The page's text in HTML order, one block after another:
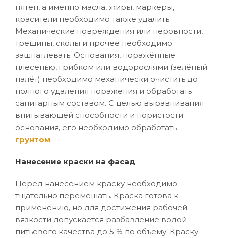
пятен, а именно масла, жиры, маркеры,
красители необходимо также удалить.
Механические повреждения или неровности,
трещины, сколы и прочее необходимо
зашпатлевать. Основания, поражённые
плесенью, грибком или водорослями (зелёный
налёт) необходимо механически очистить до
полного удаления поражения и обработать
санитарным составом. С целью выравнивания
впитывающей способности и пористости
основания, его необходимо обработать
грунтом.
Нанесение краски на фасад:
Перед нанесением краску необходимо
тщательно перемешать. Краска готова к
применению, но для достижения рабочей
вязкости допускается разбавление водой
питьевого качества до 5 % по объёму. Краску